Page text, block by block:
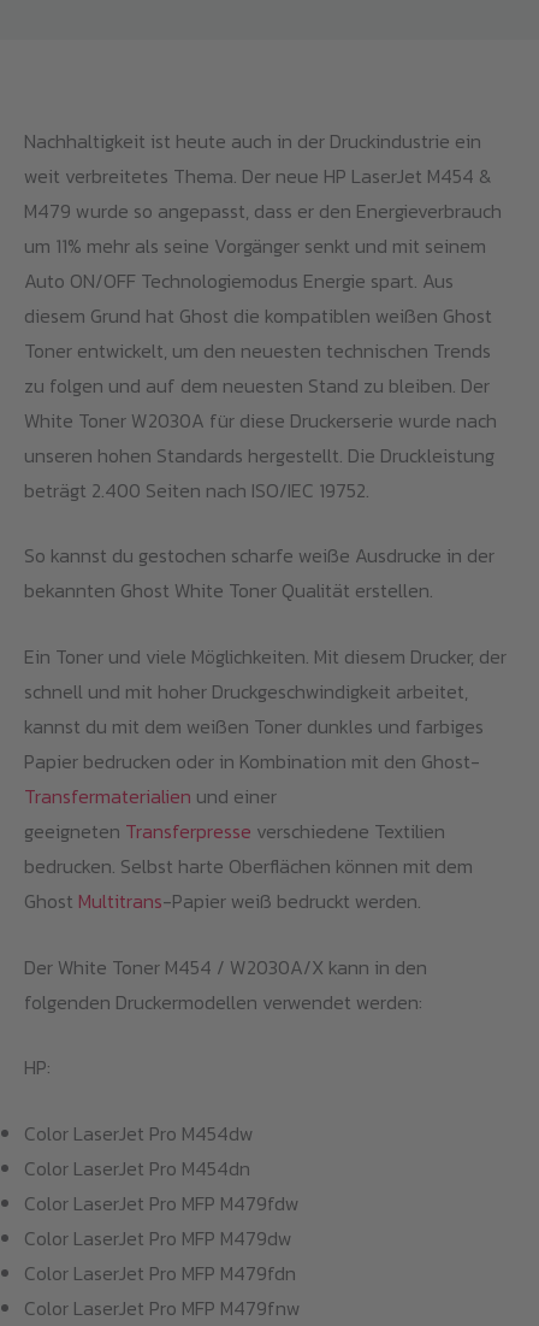
Nachhaltigkeit ist heute auch in der Druckindustrie ein
weit verbreitetes Thema. Der neue HP LaserJet M454 &
M479 wurde so angepasst, dass er den Energieverbrauch
um 11% mehr als seine Vorgänger senkt und mit seinem
Auto ON/OFF Technologiemodus Energie spart. Aus
diesem Grund hat Ghost die kompatiblen weißen Ghost
Toner entwickelt, um den neuesten technischen Trends
zu folgen und auf dem neuesten Stand zu bleiben. Der
White Toner W2030A für diese Druckerserie wurde nach
unseren hohen Standards hergestellt. Die Druckleistung
beträgt 2.400 Seiten nach ISO/IEC 19752.
So kannst du gestochen scharfe weiße Ausdrucke in der
bekannten Ghost White Toner Qualität erstellen.
Ein Toner und viele Möglichkeiten. Mit diesem Drucker, der
schnell und mit hoher Druckgeschwindigkeit arbeitet,
kannst du mit dem weißen Toner dunkles und farbiges
Papier bedrucken oder in Kombination mit den Ghost-
Transfermaterialien und einer
geeigneten Transferpresse verschiedene Textilien
bedrucken. Selbst harte Oberflächen können mit dem
Ghost Multitrans-Papier weiß bedruckt werden.
Der White Toner M454 / W2030A/X kann in den
folgenden Druckermodellen verwendet werden:
HP:
Color LaserJet Pro M454dw
Color LaserJet Pro M454dn
Color LaserJet Pro MFP M479fdw
Color LaserJet Pro MFP M479dw
Color LaserJet Pro MFP M479fdn
Color LaserJet Pro MFP M479fnw